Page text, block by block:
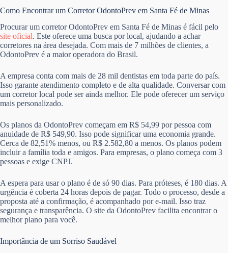
Como Encontrar um Corretor OdontoPrev em Santa Fé de Minas
Procurar um corretor OdontoPrev em Santa Fé de Minas é fácil pelo
site oficial. Este oferece uma busca por local, ajudando a achar
corretores na área desejada. Com mais de 7 milhões de clientes, a
OdontoPrev é a maior operadora do Brasil.
A empresa conta com mais de 28 mil dentistas em toda parte do país.
Isso garante atendimento completo e de alta qualidade. Conversar com
um corretor local pode ser ainda melhor. Ele pode oferecer um serviço
mais personalizado.
Os planos da OdontoPrev começam em R$ 54,99 por pessoa com
anuidade de R$ 549,90. Isso pode significar uma economia grande.
Cerca de 82,51% menos, ou R$ 2.582,80 a menos. Os planos podem
incluir a família toda e amigos. Para empresas, o plano começa com 3
pessoas e exige CNPJ.
A espera para usar o plano é de só 90 dias. Para próteses, é 180 dias. A
urgência é coberta 24 horas depois de pagar. Todo o processo, desde a
proposta até a confirmação, é acompanhado por e-mail. Isso traz
segurança e transparência. O site da OdontoPrev facilita encontrar o
melhor plano para você.
Importância de um Sorriso Saudável